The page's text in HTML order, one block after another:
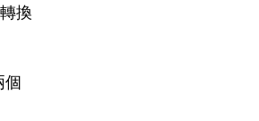
換
個